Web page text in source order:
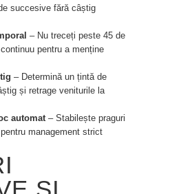
succesive fără câștig
– Nu treceți peste 45 de
pentru a menține
– Determină un țintă de
și retrage veniturile la
automat– Stabilește praguri
management strict